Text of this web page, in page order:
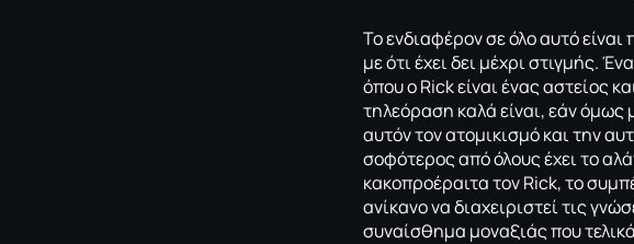
Το ενδιαφέρον σε όλο αυτό
με ότι έχει δει μέχρι στιγμής.
όπου ο Rick είναι ένας αστείος
τηλεόραση καλά είναι, εάν όμως
αυτόν τον ατομικισμό και την
σοφότερος από όλους έχει το
κακοπροέραιτα τον Rick, το
ανίκανο να διαχειριστεί τις
συναίσθημα μοναξιάς που